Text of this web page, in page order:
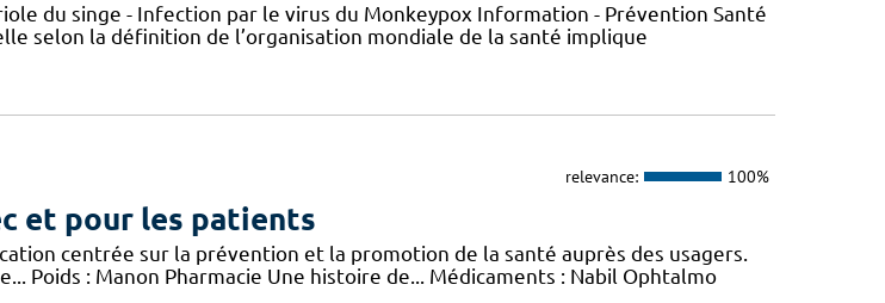
du singe - Infection par le virus du Monkeypox Information - Prévention Santé
selon la définition de l’organisation mondiale de la santé implique
relevance: 100%
et pour les patients
centrée sur la prévention et la promotion de la santé auprès des usagers.
Poids : Manon Pharmacie Une histoire de... Médicaments : Nabil Ophtalmo